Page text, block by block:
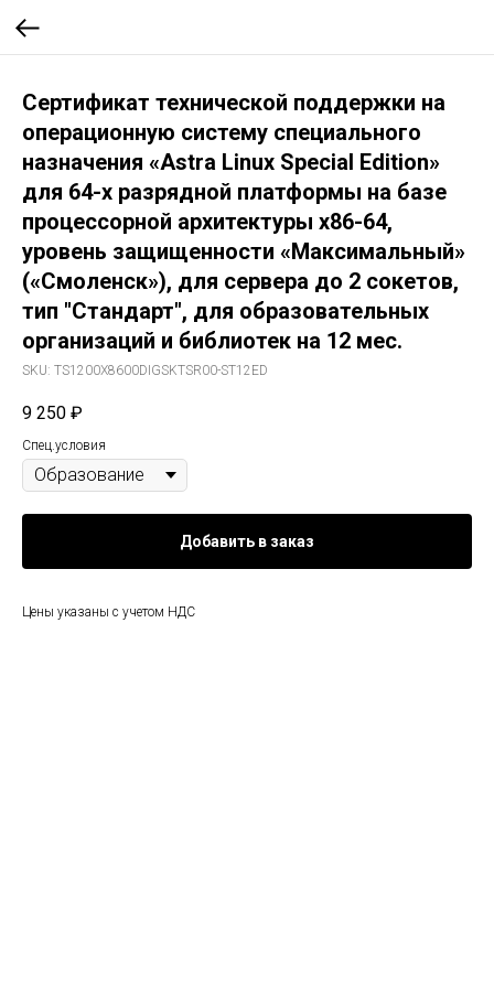
Сертификат технической поддержки на
операционную систему специального
назначения «Astra Linux Special Edition»
для 64-х разрядной платформы на базе
процессорной архитектуры x86-64,
уровень защищенности «Максимальный»
(«Смоленск»), для сервера до 2 сокетов,
тип "Стандарт", для образовательных
организаций и библиотек на 12 мес.
SKU: TS1200Х8600DIGSKTSR00-ST12ED
9 250 ₽
Спец.условия
Добавить в заказ
Цены указаны с учетом НДС